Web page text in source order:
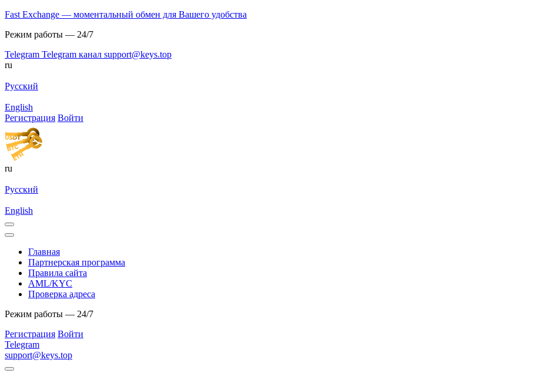
Fast Exchange — моментальный обмен для Вашего удобства
Режим работы — 24/7
Telegram Telegram канал support@keys.top
ru
Русский
English
Регистрация Войти
ru
Русский
English
Главная
Партнерская программа
Правила сайта
AML/KYC
Проверка адреса
Режим работы — 24/7
Регистрация Войти
Telegram
support@keys.top